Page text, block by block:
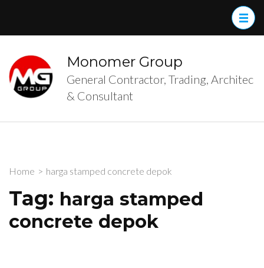
(Press
Enter)
Monomer Group
General Contractor, Trading, Architec
& Consultant
Home > harga stamped concrete depok
Tag: harga stamped
concrete depok